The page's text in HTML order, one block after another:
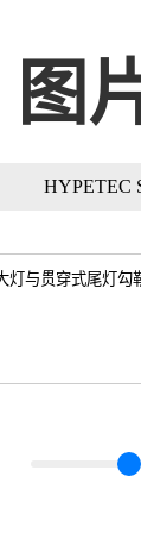
图
HYPETEC